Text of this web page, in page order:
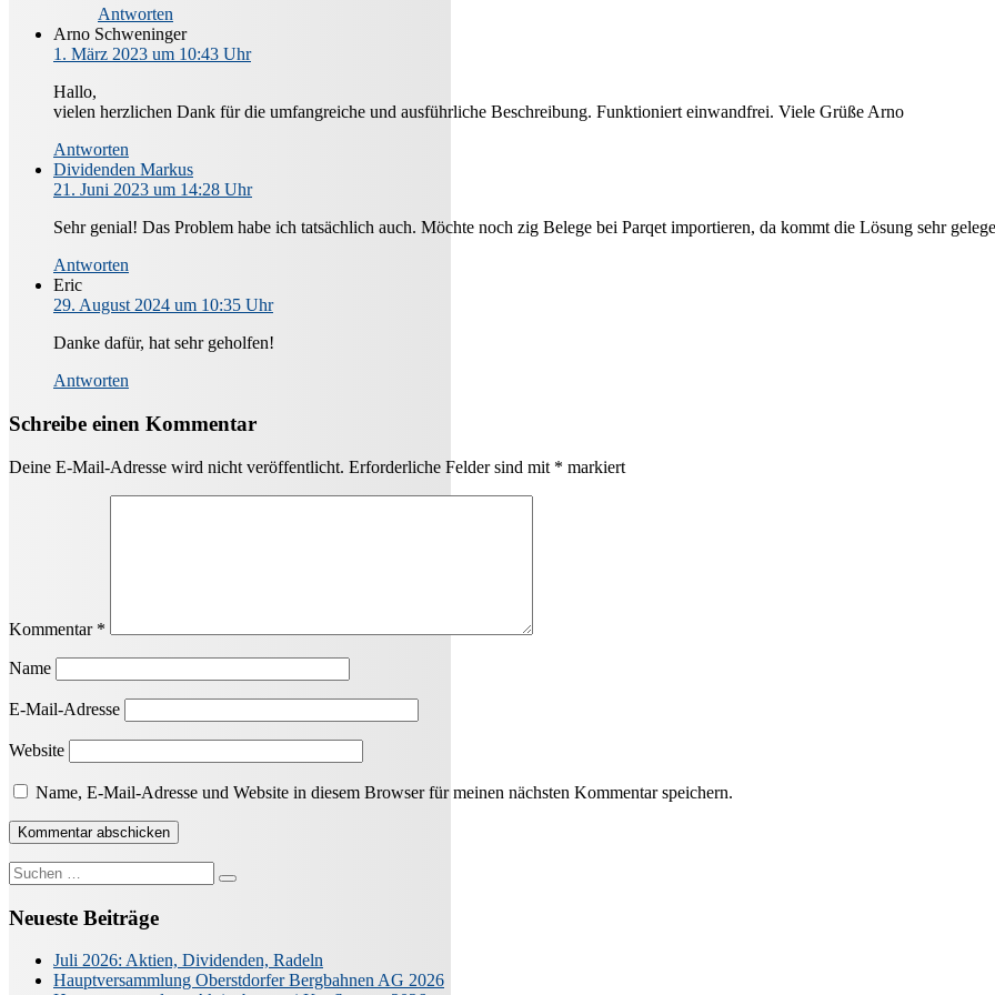
Antworten
Arno Schweninger
1. März 2023 um 10:43 Uhr
Hallo,
vielen herzlichen Dank für die umfangreiche und ausführliche Beschreibung. Funktioniert einwandfrei. Viele Grüße Arno
Antworten
Dividenden Markus
21. Juni 2023 um 14:28 Uhr
Sehr genial! Das Problem habe ich tatsächlich auch. Möchte noch zig Belege bei Parqet importieren, da kommt die Lösung sehr
Antworten
Eric
29. August 2024 um 10:35 Uhr
Danke dafür, hat sehr geholfen!
Antworten
Schreibe einen Kommentar
Deine E-Mail-Adresse wird nicht veröffentlicht. Erforderliche Felder sind mit * markiert
Kommentar *
Name
E-Mail-Adresse
Website
Name, E-Mail-Adresse und Website in diesem Browser für meinen nächsten Kommentar speichern.
Suche
nach:
Neueste Beiträge
Juli 2026: Aktien, Dividenden, Radeln
Hauptversammlung Oberstdorfer Bergbahnen AG 2026